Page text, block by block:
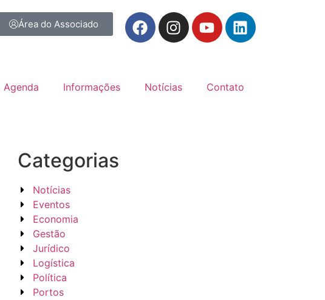
Área do Associado
Agenda Informações Notícias Contato
Categorias
Notícias
Eventos
Economia
Gestão
Jurídico
Logística
Política
Portos